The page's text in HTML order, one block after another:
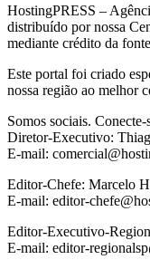
HostingPRESS –
distribuído por nossa
mediante crédito da
Este portal foi criado
nossa região ao melhor
Somos sociais. Conecte-
Diretor-Executivo:
E-mail:
Editor-Chefe: Marcelo
E-mail: editor-
Editor-Executivo-
E-mail: editor-